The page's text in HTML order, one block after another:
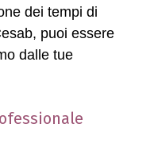
dei tempi di
puoi essere
dalle tue